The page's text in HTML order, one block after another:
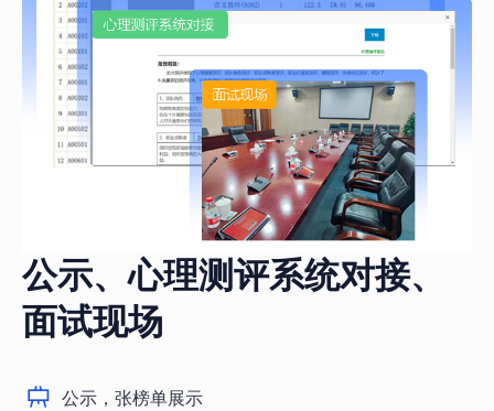
公示、心理测评系统对接、
面试现场
公示，张榜单展示